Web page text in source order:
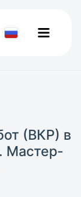
(ВКР) в
Мастер-